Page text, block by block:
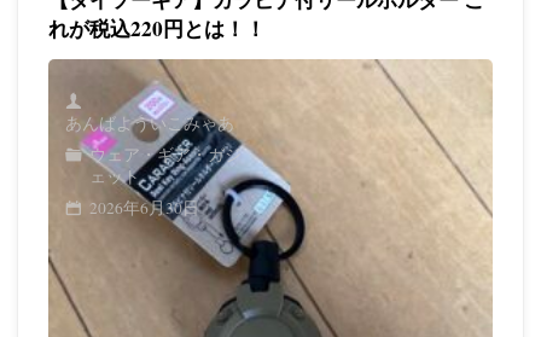
れが税込220円とは！！
あんばよういこみゃあ
ウェア・ギア・ガジ
ェット
2026年6月30日